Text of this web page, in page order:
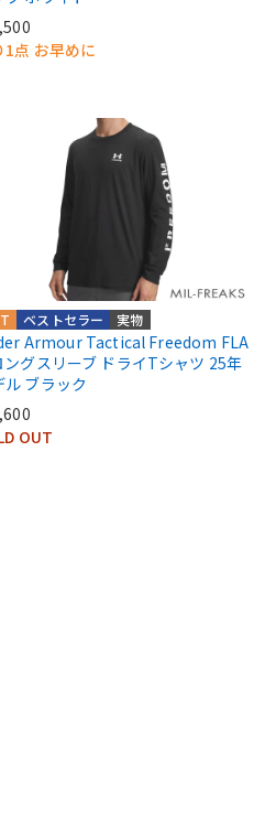
1点 お早めに
実物
ベストセラー
Armour Tactical Freedom FLA
ングスリーブ ドライTシャツ 25年
ル ブラック
OUT